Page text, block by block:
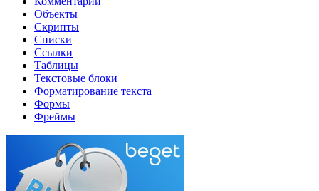
Объекты
Скрипты
Списки
Ссылки
Таблицы
Текстовые блоки
Форматирование текста
Формы
Фреймы